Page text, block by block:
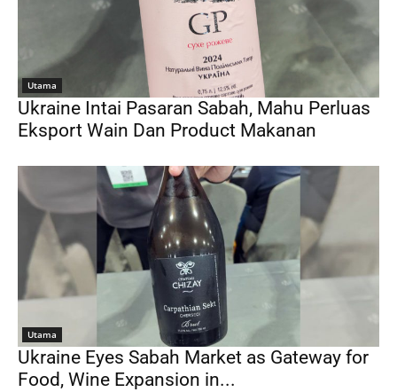
Utama
Ukraine Intai Pasaran Sabah, Mahu Perluas
Eksport Wain Dan Product Makanan
Utama
Ukraine Eyes Sabah Market as Gateway for
Food, Wine Expansion in...